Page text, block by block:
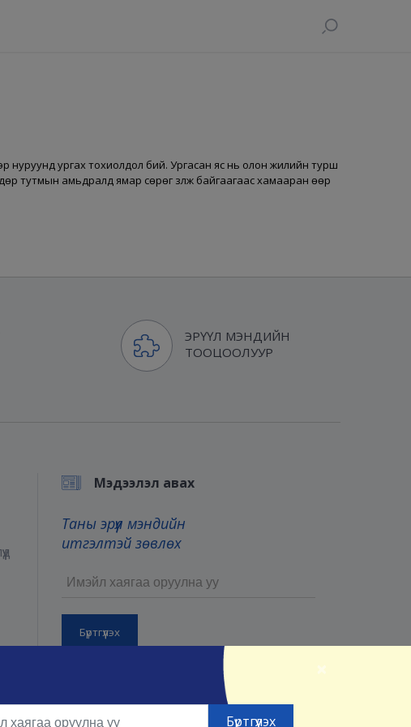
нуруунд ургах тохиолдол бий. Ургасан яс нь олон жилийн турш
тутмын амьдралд ямар сөрөг үзүүлж байгаагаас хамааран өөр
ЭРҮҮЛ МЭНДИЙН
ТООЦООЛУУР
Мэдээлэл авах
Таны эрүүл мэндийн
итгэлтэй зөвлөх
Үйлчилгээний нөхцөл
зөвшөөрсөнд тооцно.